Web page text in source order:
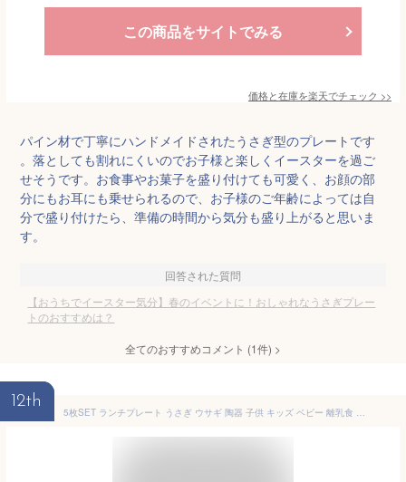
この商品をサイトでみる
価格と在庫を楽天でチェック >>
パイン材で丁寧にハンドメイドされたうさぎ型のプレートです
。落としても割れにくいのでお子様と楽しくイースターを過ご
せそうです。お食事やお菓子を盛り付けても可愛く、お顔の部
分にもお耳にも乗せられるので、お子様のご年齢によっては自
分で盛り付けたら、準備の時間から気分も盛り上がると思いま
す。
回答された質問
【おうちでイースター気分】春のイベントに！おしゃれなうさぎプレー
トのおすすめは？
全てのおすすめコメント (1件) >
12th
5枚SET ランチプレート うさぎ ウサギ 陶器 子供 キッズ ベビー 離乳食 食器 お子様ランチ 仕切り皿 仕切り アニマル お食い初め 手づかみ食べ 手掴み食べ おしゃれ かわいい 絵付け用 白 白磁 ポーセラーツ ポーセリンアート 深め 深い 食洗機対応 あす楽可 ラッピング不可